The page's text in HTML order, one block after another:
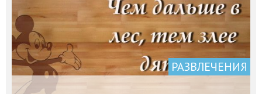
РАЗВЛЕЧЕНИЯ